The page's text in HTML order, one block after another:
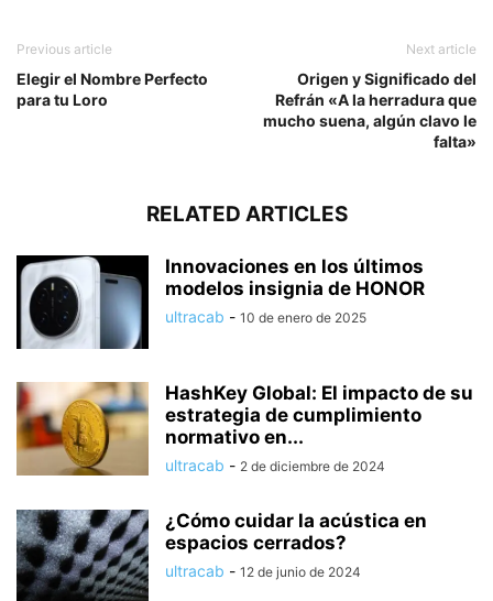
Previous article
Elegir el Nombre Perfecto
para tu Loro
Next article
Origen y Significado del
Refrán «A la herradura que
mucho suena, algún clavo le
falta»
RELATED ARTICLES
Innovaciones en los últimos
modelos insignia de HONOR
ultracab - 10 de enero de 2025
HashKey Global: El impacto de su
estrategia de cumplimiento
normativo en...
ultracab - 2 de diciembre de 2024
¿Cómo cuidar la acústica en
espacios cerrados?
ultracab - 12 de junio de 2024